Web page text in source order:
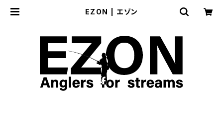
EZON | エゾン